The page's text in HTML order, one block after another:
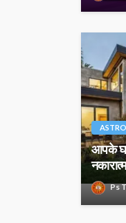
आपके
Ps